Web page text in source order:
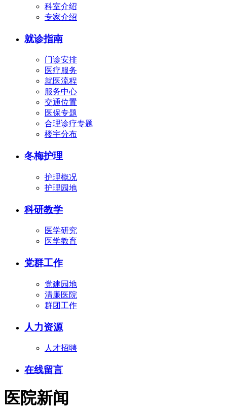
科室介绍
专家介绍
就诊指南
门诊安排
医疗服务
就医流程
服务中心
交通位置
医保专题
合理诊疗专题
楼宇分布
冬梅护理
护理概况
护理园地
科研教学
医学研究
医学教育
党群工作
党建园地
清廉医院
群团工作
人力资源
人才招聘
在线留言
医院新闻